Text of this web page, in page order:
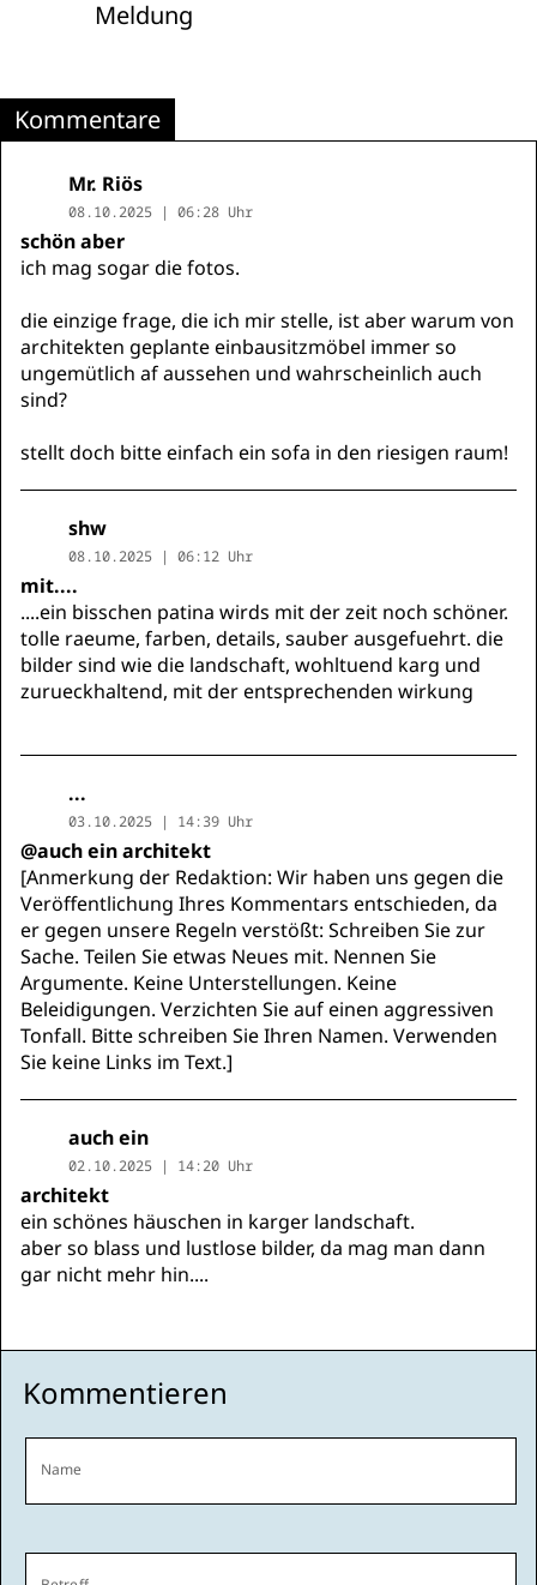
Meldung
Kommentare
Mr. Riös
08.10.2025 | 06:28 Uhr
schön aber
ich mag sogar die fotos.
die einzige frage, die ich mir stelle, ist aber warum von
architekten geplante einbausitzmöbel immer so
ungemütlich af aussehen und wahrscheinlich auch
sind?
stellt doch bitte einfach ein sofa in den riesigen raum!
shw
08.10.2025 | 06:12 Uhr
mit....
....ein bisschen patina wirds mit der zeit noch schöner.
tolle raeume, farben, details, sauber ausgefuehrt. die
bilder sind wie die landschaft, wohltuend karg und
zurueckhaltend, mit der entsprechenden wirkung
...
03.10.2025 | 14:39 Uhr
@auch ein architekt
[Anmerkung der Redaktion: Wir haben uns gegen die
Veröffentlichung Ihres Kommentars entschieden, da
er gegen unsere Regeln verstößt: Schreiben Sie zur
Sache. Teilen Sie etwas Neues mit. Nennen Sie
Argumente. Keine Unterstellungen. Keine
Beleidigungen. Verzichten Sie auf einen aggressiven
Tonfall. Bitte schreiben Sie Ihren Namen. Verwenden
Sie keine Links im Text.]
auch ein
02.10.2025 | 14:20 Uhr
architekt
ein schönes häuschen in karger landschaft.
aber so blass und lustlose bilder, da mag man dann
gar nicht mehr hin....
Kommentieren
Name